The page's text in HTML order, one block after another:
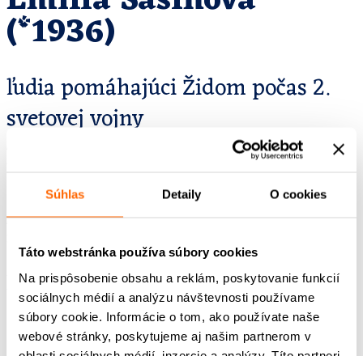
Súhlas Detaily O cookies
Táto webstránka používa súbory cookies
Na prispôsobenie obsahu a reklám, poskytovanie funkcií
sociálnych médií a analýzu návštevnosti používame
súbory cookie. Informácie o tom, ako používate naše
webové stránky, poskytujeme aj našim partnerom v
(*1936)
ľudia pomáhajúci Židom počas 2.
svetovej vojny
Marek Novák
Autorský tím – podcast
Na stiahnutie: